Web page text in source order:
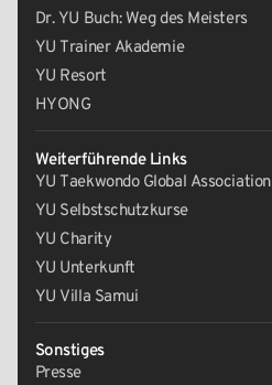
Dr. YU Buch: Weg des Meisters
YU Trainer Akademie
YU Resort
HYONG
Weiterführende Links
YU Taekwondo Global Association
YU Selbstschutzkurse
YU Charity
YU Unterkunft
YU Villa Samui
Sonstiges
Presse